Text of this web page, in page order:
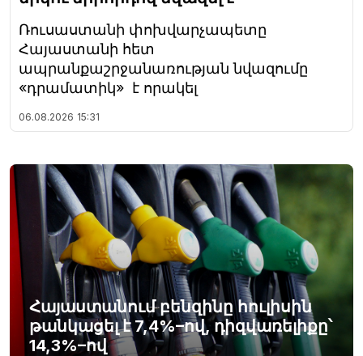
Ռուսաստանի փոխվարչապետը
Հայաստանի հետ
ապրանքաշրջանառության նվազումը
«դրամատիկ» է որակել
06.08.2026 15:31
Հայաստանում բենզինը հուլիսին
թանկացել է 7,4%–ով, դիզվառելիքը՝
14,3%–ով